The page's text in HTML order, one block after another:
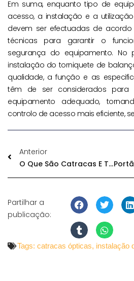
Em suma, enquanto tipo de
acesso, a instalação e a
devem ser efectuadas de
técnicas para garantir o
segurança do equipamento. No
instalação do torniquete de
qualidade, a função e as
têm de ser considerados
equipamento adequado,
controlo de acesso mais eficiente,
Anterior
O Que São Catracas E Tipos De Catracas
Partilhar a
publicação:
Tags: catracas ópticas, instalação